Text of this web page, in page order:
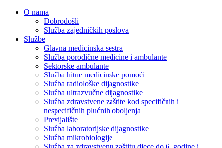
O nama
Dobrodošli
Služba zajedničkih poslova
Službe
Glavna medicinska sestra
Služba porodične medicine i ambulante
Sektorske ambulante
Služba hitne medicinske pomoći
Služba radiološke dijagnostike
Služba ultrazvučne dijagnostike
Služba zdravstvene zaštite kod specifičnih i
nespecifičnih plućnih oboljenja
Previjalište
Služba laboratorijske dijagnostike
Služba mikrobiologije
Služba za zdravstvenu zaštitu djece do 6. godine i